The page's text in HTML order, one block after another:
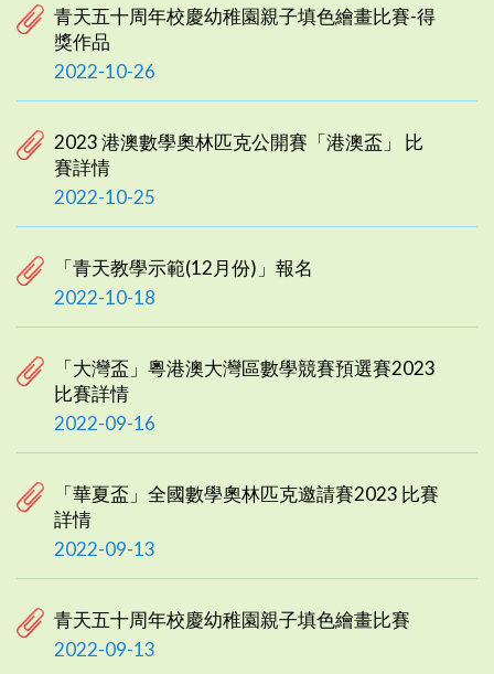
青天五十周年校慶幼稚園親子填色繪畫比賽-得
獎作品
2022-10-26
2023 港澳數學奧林匹克公開賽「港澳盃」 比
賽詳情
2022-10-25
「青天教學示範(12月份)」報名
2022-10-18
「大灣盃」粵港澳大灣區數學競賽預選賽2023
比賽詳情
2022-09-16
「華夏盃」全國數學奧林匹克邀請賽2023 比賽
詳情
2022-09-13
青天五十周年校慶幼稚園親子填色繪畫比賽
2022-09-13